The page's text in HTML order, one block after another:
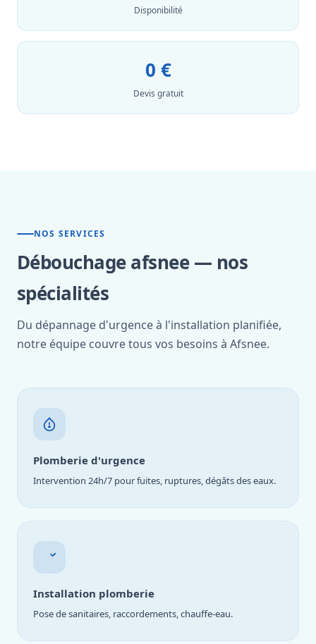
Disponibilité
0 €
Devis gratuit
NOS SERVICES
Débouchage afsnee — nos
spécialités
Du dépannage d'urgence à l'installation planifiée,
notre équipe couvre tous vos besoins à Afsnee.
Plomberie d'urgence
Intervention 24h/7 pour fuites, ruptures, dégâts des eaux.
Installation plomberie
Pose de sanitaires, raccordements, chauffe-eau.